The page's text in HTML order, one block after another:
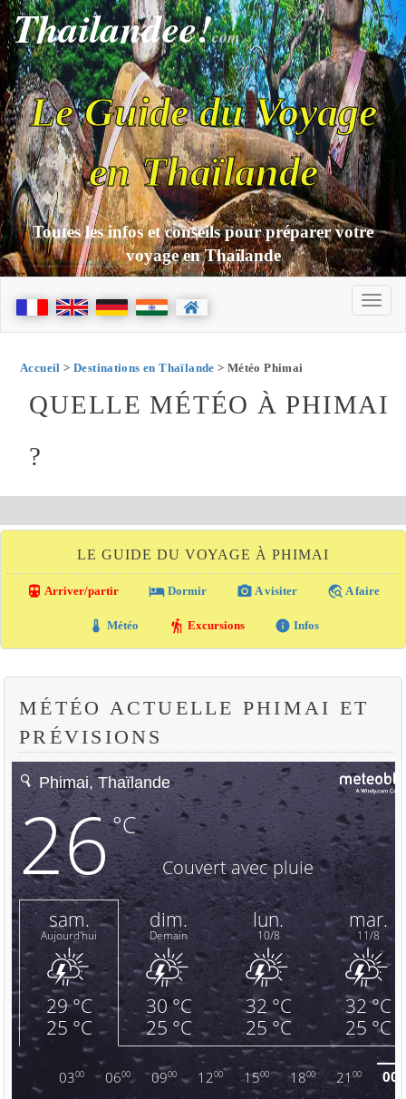
Thailandee!com
Le Guide du Voyage
en Thaïlande
Toutes les infos et conseils pour préparer votre
voyage en Thaïlande
Accueil > Destinations en Thaïlande > Météo Phimai
QUELLE MÉTÉO À PHIMAI
?
LE GUIDE DU VOYAGE À PHIMAI
directions_transit Arriver/partir local_hotel Dormir photo_camera A visiter travel_explore A faire
thermostat Météo hiking Excursions info Infos
MÉTÉO ACTUELLE PHIMAI ET
PRÉVISIONS